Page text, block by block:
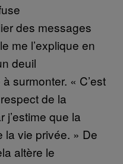
des messages
me l’explique en
deuil
surmonter. « C’est
de la
j’estime que la
la vie privée. » De
altère le